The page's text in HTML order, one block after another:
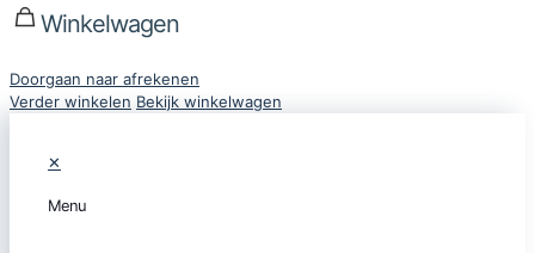
Winkelwagen
Doorgaan naar afrekenen
Verder winkelen Bekijk winkelwagen
✕
Menu